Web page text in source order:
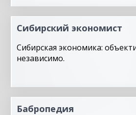
Сибирский экономист
Сибирская экономика:
независимо.
Бабропедия